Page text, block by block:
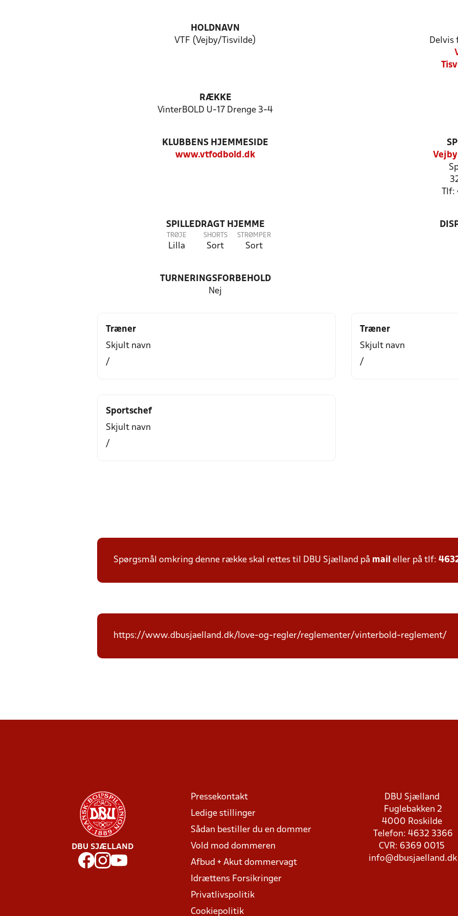
HOLDNAVN
VTF (Vejby/Tisvilde)
Delvis
RÆKKE
VinterBOLD U-17 Drenge 3-4
KLUBBENS HJEMMESIDE
www.vtfodbold.dk
SPILLEDRAGT HJEMME
TRØJE
Lilla
SHORTS
Sort
STRØMPER
Sort
TURNERINGSFORBEHOLD
Nej
Træner
Skjult navn
/
Træner
Skjult navn
/
Sportschef
Skjult navn
/
Spørgsmål omkring denne række skal rettes til DBU Sjælland på mail eller på tlf:
https://www.dbusjaelland.dk/love-og-regler/reglementer/vinterbold-reglement/
DBU SJÆLLAND
Pressekontakt
Ledige stillinger
Sådan bestiller du en dommer
Vold mod dommeren
Afbud + Akut dommervagt
Idrættens Forsikringer
Privatlivspolitik
Cookiepolitik
DBU Sjælland
Fuglebakken 2
4000 Roskilde
Telefon: 4632 3366
CVR: 6369 0015
info@dbusjaelland.dk